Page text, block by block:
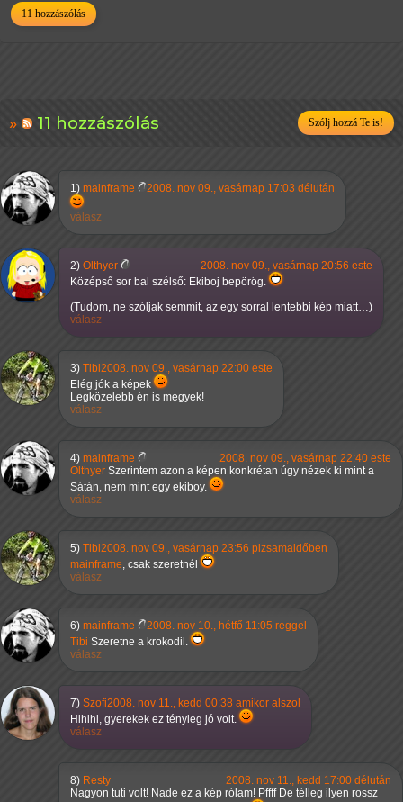
11 hozzászólás
11 hozzászólás Szólj hozzá Te is!
1) mainframe 2008. nov 09., vasárnap 17:03 délután
válasz
2) Olthyer
2008. nov 09., vasárnap 20:56 este
Középső sor bal szélső: Ekiboj bepörög.
(Tudom, ne szóljak semmit, az egy sorral lentebbi kép miatt…)
válasz
3) Tibi2008. nov 09., vasárnap 22:00 este
Elég jók a képek
Legközelebb én is megyek!
válasz
4) mainframe
2008. nov 09., vasárnap 22:40 este
Olthyer Szerintem azon a képen konkrétan úgy nézek ki mint a
Sátán, nem mint egy ekiboy.
válasz
5) Tibi2008. nov 09., vasárnap 23:56 pizsamaidőben
mainframe, csak szeretnél
válasz
6) mainframe
2008. nov 10., hétfő 11:05 reggel
Tibi Szeretne a krokodil.
válasz
7) Szofi2008. nov 11., kedd 00:38 amikor alszol
Hihihi, gyerekek ez tényleg jó volt.
válasz
8) Resty
2008. nov 11., kedd 17:00 délután
Nagyon tuti volt! Nade ez a kép rólam! Pffff De télleg ilyen rossz